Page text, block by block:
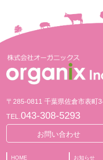
〒285-0811 千葉県佐倉市表町
TEL.043-308-5293
お問い合わせ
HOME お知らせ